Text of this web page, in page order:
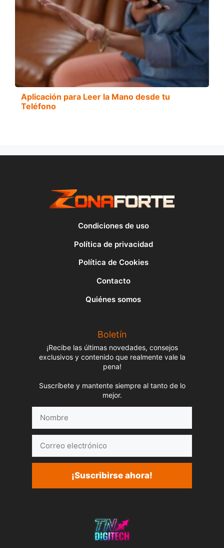
Aplicación para Leer la Mano desde tu
Teléfono
Condiciones de uso
Política de privacidad
Política de Cookies
Contacto
Quiénes somos
Boletín
¡Recibe las últimas novedades, consejos
exclusivos y contenido que realmente vale la
pena!
Suscríbete y mantente siempre al tanto de lo
mejor.
electrónico
¡Suscribirse ahora!